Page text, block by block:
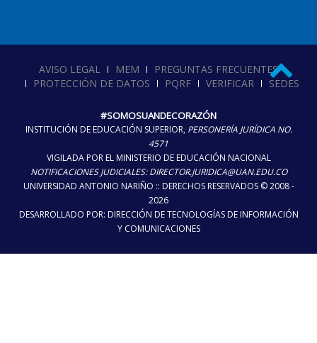
AVISO LEGAL MEM
PREGUNTAS FRECUENTES
PROTECCIÓN DE DATOS
PQRF VERIFICAR SEDES
#SOMOSUANDECORAZÓN
INSTITUCIÓN DE EDUCACIÓN SUPERIOR, PERSONERÍA JURÍDICA NO.
4571
VIGILADA POR EL MINISTERIO DE EDUCACIÓN NACIONAL
NOTIFICACIONES JUDICIALES: DIRECTOR.JURIDICA@UAN.EDU.CO
UNIVERSIDAD ANTONIO NARIÑO :: DERECHOS RESERVADOS © 2008 -
2026
DESARROLLADO POR: DIRECCIÓN DE TECNOLOGÍAS DE INFORMACIÓN
Y COMUNICACIONES